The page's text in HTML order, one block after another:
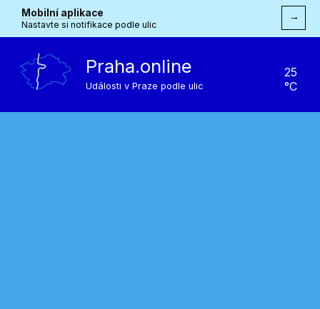
Mobilní aplikace
Nastavte si notifikace podle ulic
→
Praha.online
Události v Praze podle ulic
25
°C